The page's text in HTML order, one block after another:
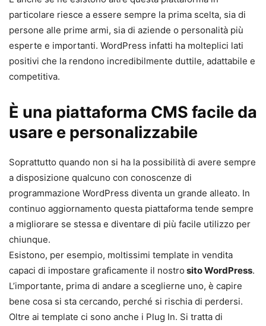
particolare riesce a essere sempre la prima scelta, sia di
persone alle prime armi, sia di aziende o personalità più
esperte e importanti. WordPress infatti ha molteplici lati
positivi che la rendono incredibilmente duttile, adattabile e
competitiva.
È una piattaforma CMS facile da
usare e personalizzabile
Soprattutto quando non si ha la possibilità di avere sempre
a disposizione qualcuno con conoscenze di
programmazione WordPress diventa un grande alleato. In
continuo aggiornamento questa piattaforma tende sempre
a migliorare se stessa e diventare di più facile utilizzo per
chiunque.
Esistono, per esempio, moltissimi template in vendita
capaci di impostare graficamente il nostro sito WordPress.
L’importante, prima di andare a sceglierne uno, è capire
bene cosa si sta cercando, perché si rischia di perdersi.
Oltre ai template ci sono anche i Plug In. Si tratta di